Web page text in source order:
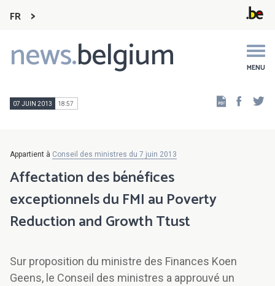
FR
news.belgium MENU
Main
navigation
07 JUIN 2013 18:57
Appartient à Conseil des ministres du 7 juin 2013
Affectation des bénéfices
exceptionnels du FMI au Poverty
Reduction and Growth Ttust
Sur proposition du ministre des Finances Koen
Geens, le Conseil des ministres a approuvé un